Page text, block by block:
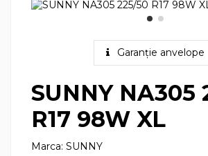
Garanție anvelope
SUNNY NA305
R17 98W XL
Marca: SUNNY